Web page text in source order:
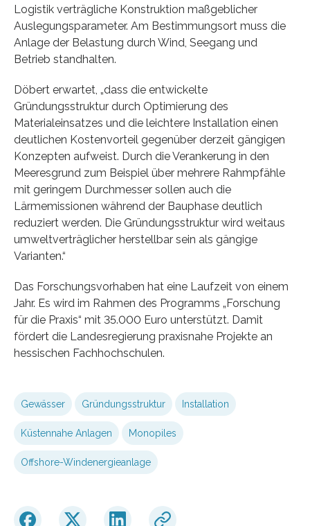
Logistik verträgliche Konstruktion maßgeblicher
Auslegungsparameter. Am Bestimmungsort muss die
Anlage der Belastung durch Wind, Seegang und
Betrieb standhalten.
Döbert erwartet, „dass die entwickelte
Gründungsstruktur durch Optimierung des
Materialeinsatzes und die leichtere Installation einen
deutlichen Kostenvorteil gegenüber derzeit gängigen
Konzepten aufweist. Durch die Verankerung in den
Meeresgrund zum Beispiel über mehrere Rahmpfähle
mit geringem Durchmesser sollen auch die
Lärmemissionen während der Bauphase deutlich
reduziert werden. Die Gründungsstruktur wird weitaus
umweltverträglicher herstellbar sein als gängige
Varianten.“
Das Forschungsvorhaben hat eine Laufzeit von einem
Jahr. Es wird im Rahmen des Programms „Forschung
für die Praxis“ mit 35.000 Euro unterstützt. Damit
fördert die Landesregierung praxisnahe Projekte an
hessischen Fachhochschulen.
Gewässer Gründungsstruktur Installation
Küstennahe Anlagen Monopiles
Offshore-Windenergieanlage